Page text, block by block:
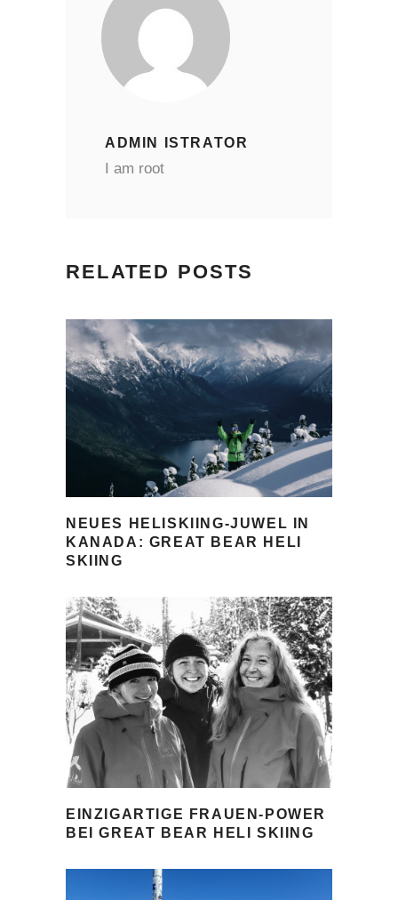
ADMIN ISTRATOR
I am root
RELATED POSTS
NEUES HELISKIING-JUWEL IN
KANADA: GREAT BEAR HELI
SKIING
EINZIGARTIGE FRAUEN-POWER
BEI GREAT BEAR HELI SKIING